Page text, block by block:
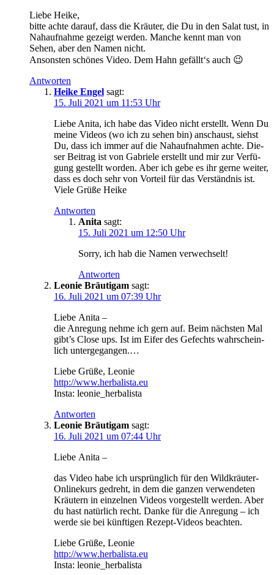
Lie­be Heike,
bit­te ach­te dar­auf, dass die Kräu­ter, die Du in den Salat tust, in
Nah­auf­nah­me gezeigt wer­den. Man­che kennt man von
Sehen, aber den Namen nicht.
Ansons­ten schö­nes Video. Dem Hahn gefällt‘s auch 😉
Antworten
Heike Engel sagt:
15. Juli 2021 um 11:53 Uhr
Lie­be Ani­ta, ich habe das Video nicht erstellt. Wenn Du
mei­ne Vide­os (wo ich zu sehen bin) anschaust, siehst
Du, dass ich immer auf die Nah­auf­nah­men ach­te. Die­
ser Bei­trag ist von Gabrie­le erstellt und mir zur Ver­fü­
gung gestellt wor­den. Aber ich gebe es ihr ger­ne wei­ter,
dass es doch sehr von Vor­teil für das Ver­ständ­nis ist.
Vie­le Grü­ße Heike
Antworten
Anita sagt:
15. Juli 2021 um 12:50 Uhr
Sor­ry, ich hab die Namen verwechselt!
Antworten
Leonie Bräutigam sagt:
16. Juli 2021 um 07:39 Uhr
Lie­be Anita –
die Anre­gung neh­me ich gern auf. Beim nächs­ten Mal
gibt’s Clo­se ups. Ist im Eifer des Gefechts wahr­schein­
lich untergegangen.…
Lie­be Grü­ße, Leonie
http://www.herbalista.eu
Ins­ta: leonie_herbalista
Antworten
Leonie Bräutigam sagt:
16. Juli 2021 um 07:44 Uhr
Lie­be Anita –
das Video habe ich ursprüng­lich für den Wild­kräu­ter-
Online­kurs gedreht, in dem die gan­zen ver­wen­de­ten
Kräu­tern in ein­zel­nen Vide­os vor­ge­stellt wer­den. Aber
du hast natür­lich recht. Dan­ke für die Anre­gung – ich
wer­de sie bei künf­ti­gen Rezept-Vide­os beachten.
Lie­be Grü­ße, Leonie
http://www.herbalista.eu
Ins­ta: leonie_herbalista